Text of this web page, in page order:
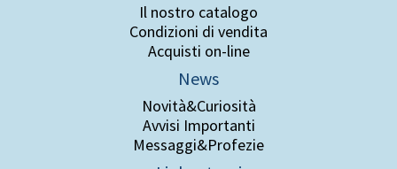
Il nostro catalogo
Condizioni di vendita
Acquisti on-line
News
Novità&Curiosità
Avvisi Importanti
Messaggi&Profezie